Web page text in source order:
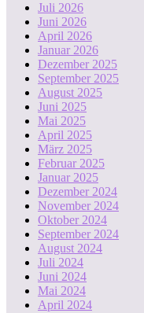
Juli 2026
Juni 2026
April 2026
Januar 2026
Dezember 2025
September 2025
August 2025
Juni 2025
Mai 2025
April 2025
März 2025
Februar 2025
Januar 2025
Dezember 2024
November 2024
Oktober 2024
September 2024
August 2024
Juli 2024
Juni 2024
Mai 2024
April 2024